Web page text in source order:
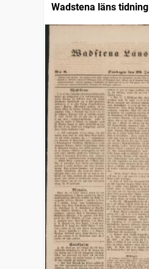
Wadstena läns tidning